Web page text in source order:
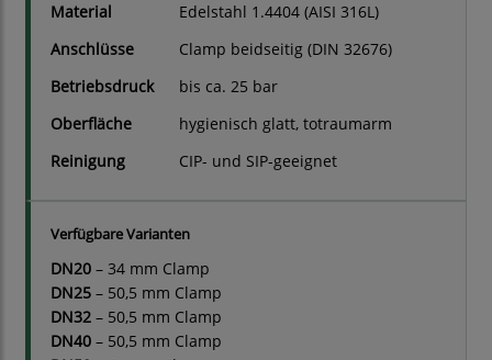
Material
Edelstahl 1.4404 (AISI 316L)
Anschlüsse
Clamp beidseitig (DIN 32676)
Betriebsdruck
bis ca. 25 bar
Oberfläche
hygienisch glatt, totraumarm
Reinigung
CIP- und SIP-geeignet
Verfügbare Varianten
DN20 – 34 mm Clamp
DN25 – 50,5 mm Clamp
DN32 – 50,5 mm Clamp
DN40 – 50,5 mm Clamp